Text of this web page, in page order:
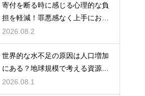
寄付を断る時に感じる心理的な負
担を軽減！罪悪感なく上手にお断
りする
2026.08.2
世界的な水不足の原因は人口増加
にある？地球規模で考える資源と
対策
2026.08.1